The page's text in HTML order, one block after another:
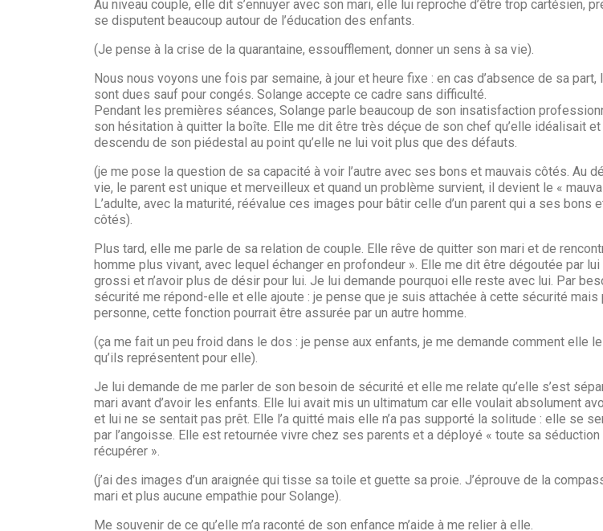
Au niveau couple, elle dit s’ennuyer avec son mari, elle lui reproche d’être trop cartésien,
se disputent beaucoup autour de l’éducation des enfants.
(Je pense à la crise de la quarantaine, essoufflement, donner un sens à sa vie).
Nous nous voyons une fois par semaine, à jour et heure fixe : en cas d’absence de sa part,
sont dues sauf pour congés. Solange accepte ce cadre sans difficulté.
Pendant les premières séances, Solange parle beaucoup de son insatisfaction
son hésitation à quitter la boîte. Elle me dit être très déçue de son chef qu’elle idéalisait et
descendu de son piédestal au point qu’elle ne lui voit plus que des défauts.
(je me pose la question de sa capacité à voir l’autre avec ses bons et mauvais côtés. Au
vie, le parent est unique et merveilleux et quand un problème survient, il devient le «
L’adulte, avec la maturité, réévalue ces images pour bâtir celle d’un parent qui a ses bons
côtés).
Plus tard, elle me parle de sa relation de couple. Elle rêve de quitter son mari et de
homme plus vivant, avec lequel échanger en profondeur ». Elle me dit être dégoutée par lui
grossi et n’avoir plus de désir pour lui. Je lui demande pourquoi elle reste avec lui. Par
sécurité me répond-elle et elle ajoute : je pense que je suis attachée à cette sécurité mais
personne, cette fonction pourrait être assurée par un autre homme.
(ça me fait un peu froid dans le dos : je pense aux enfants, je me demande comment elle
qu’ils représentent pour elle).
Je lui demande de me parler de son besoin de sécurité et elle me relate qu’elle s’est
mari avant d’avoir les enfants. Elle lui avait mis un ultimatum car elle voulait absolument
et lui ne se sentait pas prêt. Elle l’a quitté mais elle n’a pas supporté la solitude : elle se
par l’angoisse. Elle est retournée vivre chez ses parents et a déployé « toute sa séduction
récupérer ».
(j’ai des images d’un araignée qui tisse sa toile et guette sa proie. J’éprouve de la
mari et plus aucune empathie pour Solange).
Me souvenir de ce qu’elle m’a raconté de son enfance m’aide à me relier à elle.